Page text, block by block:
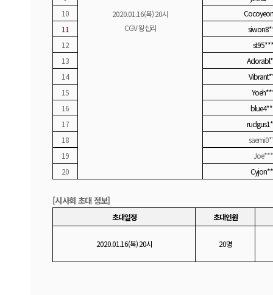
2020.01.16(목) 20시
CGV 왕십리
10
11
12
st95***
13
14
15
16
17
18
19
Joe***
20
[시사회 초대 정보]
초대일정 초대인원
2020.01.16(목) 20시 20명